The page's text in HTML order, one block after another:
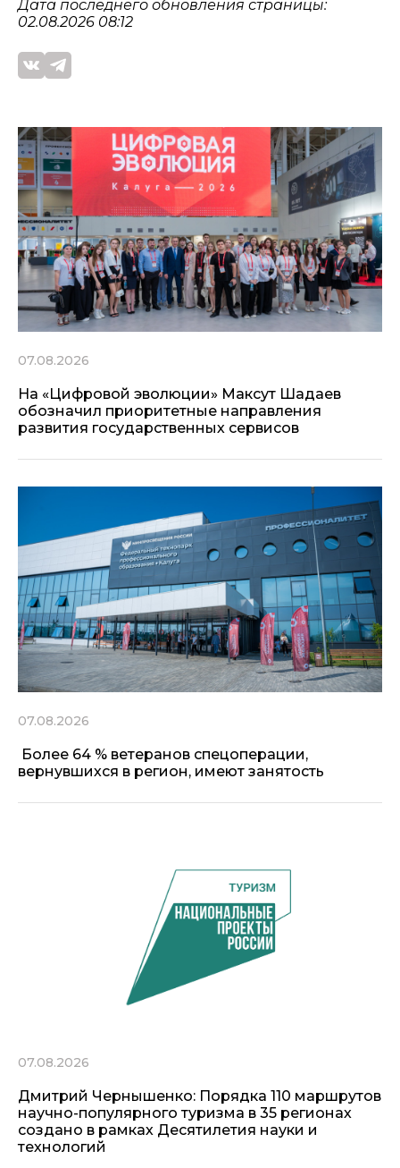
Дата последнего обновления страницы:
02.08.2026 08:12
07.08.2026
На «Цифровой эволюции» Максут Шадаев
обозначил приоритетные направления
развития государственных сервисов
07.08.2026
Более 64 % ветеранов спецоперации,
вернувшихся в регион, имеют занятость
07.08.2026
Дмитрий Чернышенко: Порядка 110 маршрутов
научно-популярного туризма в 35 регионах
создано в рамках Десятилетия науки и
технологий